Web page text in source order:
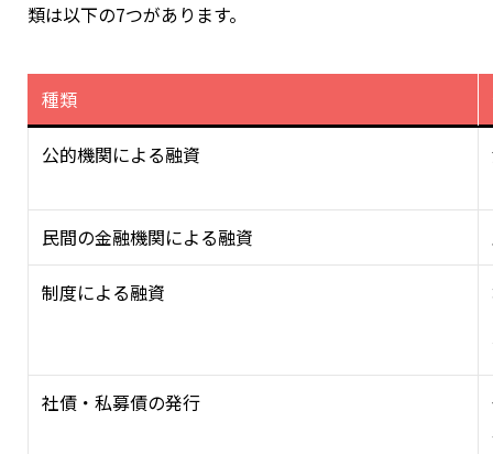
類は以下の7つがあります。
種類
公的機関による融資
民間の金融機関による融資
制度による融資
社債・私募債の発行